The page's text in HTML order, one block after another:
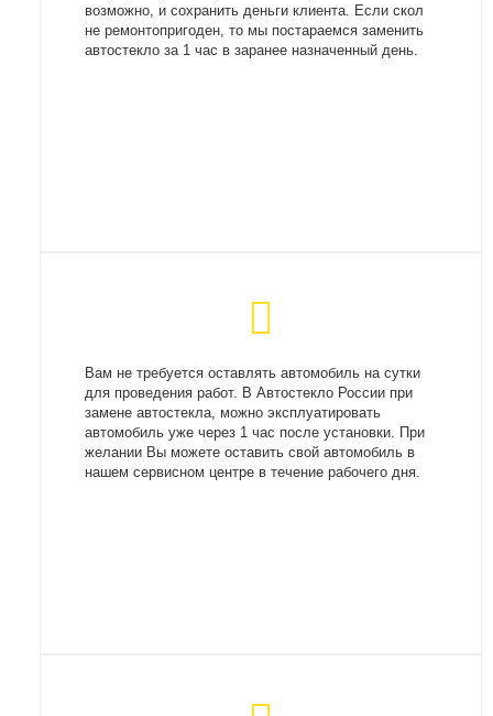
возможно, и сохранить деньги клиента. Если скол
не ремонтопригоден, то мы постараемся заменить
автостекло за 1 час в заранее назначенный день.
Вам не требуется оставлять автомобиль на сутки
для проведения работ. В Автостекло России при
замене автостекла, можно эксплуатировать
автомобиль уже через 1 час после установки. При
желании Вы можете оставить свой автомобиль в
нашем сервисном центре в течение рабочего дня.